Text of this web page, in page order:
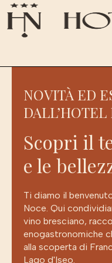
CAMERE
RISTORANTE
APPARTAMENTI
NOVITÀ ED
PRENOTA
NOVITÀ ED
DALL’HOTEL
Scopri il
e le
Ti diamo il
Noce. Qui
vino bresciano,
enogastronomiche
alla scoperta di
Lago d'Iseo.